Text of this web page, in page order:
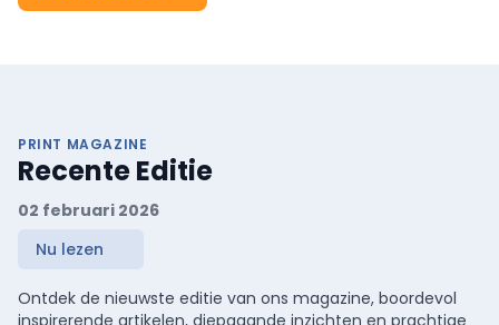
PRINT MAGAZINE
Recente Editie
02 februari 2026
Nu lezen
Ontdek de nieuwste editie van ons magazine, boordevol